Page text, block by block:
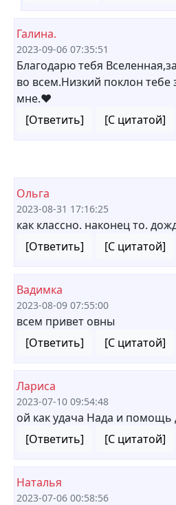
Галина.
2023-09-06 07:35:51
Благодарю тебя
во всем.Низкий поклон тебе
мне.❤️
[Ответить]
[С цитатой]
Ольга
2023-08-31 17:16:25
как классно. наконец то.
[Ответить]
[С цитатой]
Вадимка
2023-08-09 07:55:00
всем привет овны
[Ответить]
[С цитатой]
Лариса
2023-07-10 09:54:48
ой как удача Нада и помощь
[Ответить]
[С цитатой]
Наталья
2023-07-06 00:58:56